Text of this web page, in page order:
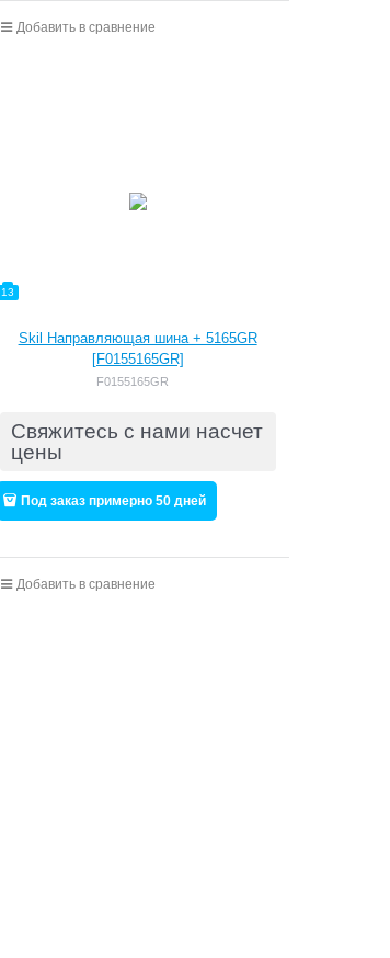
Добавить в сравнение
13
Skil Направляющая шина + 5165GR
[F0155165GR]
F0155165GR
Свяжитесь с нами насчет
цены
Под заказ примерно 50 дней
Добавить в сравнение